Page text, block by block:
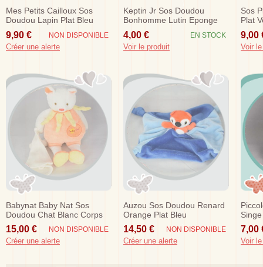
Mes Petits Cailloux Sos
Doudou Lapin Plat Bleu
Blanc
9,90 € NON DISPONIBLE
Créer une alerte
Keptin Jr Sos Doudou
Bonhomme Lutin Eponge
Raye Blanc Rouge
4,00 € EN STOCK
Voir le produit
Sos
Plat
9,00
Voir
Babynat Baby Nat Sos
Doudou Chat Blanc Corps
Orange Mouchoir
15,00 € NON DISPONIBLE
Créer une alerte
Auzou Sos Doudou Renard
Orange Plat Bleu
14,50 € NON DISPONIBLE
Créer une alerte
7,00
Voir